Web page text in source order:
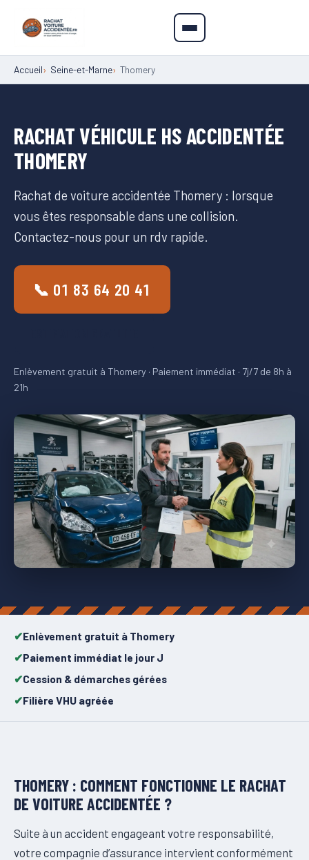
Accueil Seine-et-Marne Thomery
RACHAT VÉHICULE HS ACCIDENTÉE
THOMERY
Rachat de voiture accidentée Thomery : lorsque
vous êtes responsable dans une collision.
Contactez-nous pour un rdv rapide.
📞 01 83 64 20 41
Enlèvement gratuit à Thomery · Paiement immédiat · 7j/7 de 8h à
21h
Enlèvement gratuit à Thomery
Paiement immédiat le jour J
Cession & démarches gérées
Filière VHU agréée
THOMERY : COMMENT FONCTIONNE LE RACHAT
DE VOITURE ACCIDENTÉE ?
Suite à un accident engageant votre responsabilité,
votre compagnie d’assurance intervient conformément